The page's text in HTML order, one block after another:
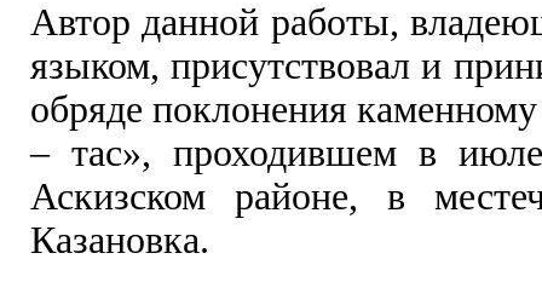
Автор данной работы,
языком, присутствовал и
обряде поклонения
– тас», проходившем в
Аскизском районе, в
Казановка.